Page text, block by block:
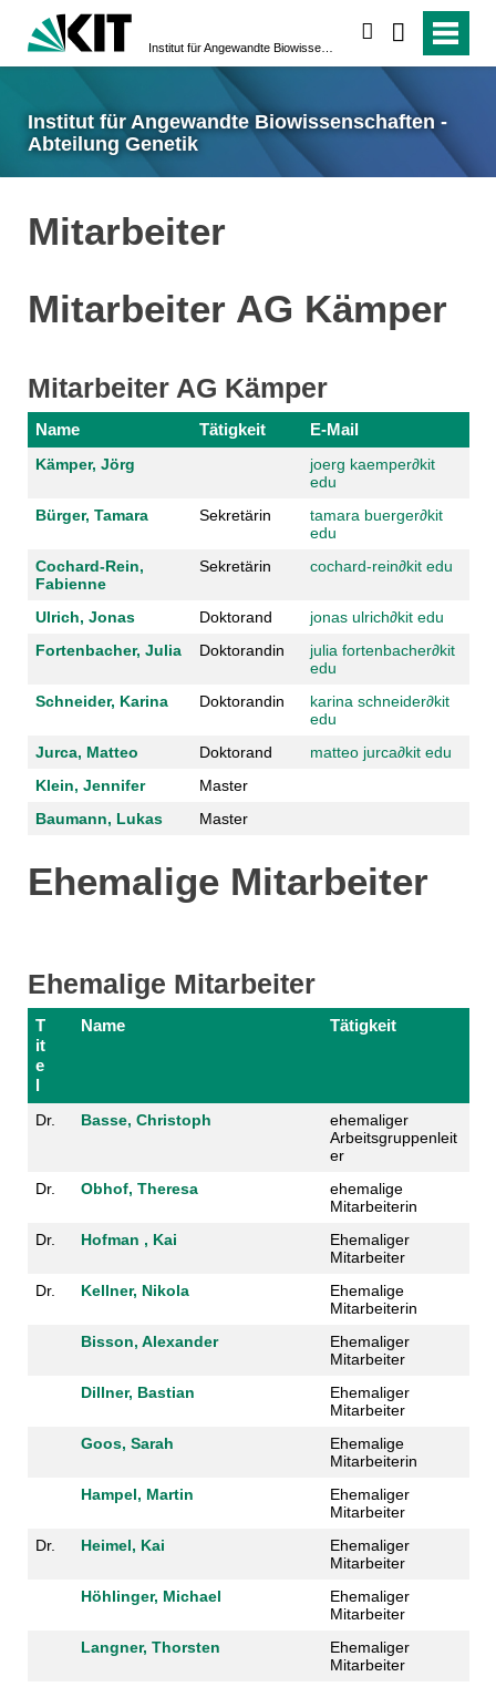
Institut für Angewandte Biowissenschaften -
Abteilung Genetik
Mitarbeiter
Mitarbeiter AG Kämper
Mitarbeiter AG Kämper
Name Tätigkeit E-Mail
Kämper, Jörg joerg kaemper∂kit
edu
Bürger, Tamara
Sekretärin tamara buerger∂kit
edu
Cochard-Rein,
Fabienne
Sekretärin cochard-rein∂kit edu
Ulrich, Jonas Doktorand jonas ulrich∂kit edu
Fortenbacher, Julia
Doktorandin julia fortenbacher∂kit
edu
Schneider, Karina
Doktorandin karina schneider∂kit
edu
Jurca, Matteo
Doktorand matteo jurca∂kit edu
Klein, Jennifer
Master
Baumann, Lukas
Master
Ehemalige Mitarbeiter
Ehemalige Mitarbeiter
T
it
e
l
Name Tätigkeit
Dr. Basse, Christoph
ehemaliger
Arbeitsgruppenleit
er
Dr.
Obhof, Theresa
ehemalige
Mitarbeiterin
Dr.
Hofman , Kai
Ehemaliger
Mitarbeiter
Dr.
Kellner, Nikola
Ehemalige
Mitarbeiterin
Bisson, Alexander
Ehemaliger
Mitarbeiter
Dillner, Bastian
Ehemaliger
Mitarbeiter
Goos, Sarah
Ehemalige
Mitarbeiterin
Hampel, Martin
Ehemaliger
Mitarbeiter
Dr.
Heimel, Kai
Ehemaliger
Mitarbeiter
Höhlinger, Michael
Ehemaliger
Mitarbeiter
Langner, Thorsten
Ehemaliger
Mitarbeiter